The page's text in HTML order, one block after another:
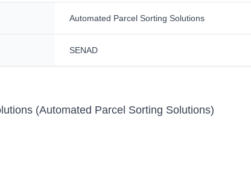
Automated Parcel Sorting Solutions
SENAD
(Automated Parcel Sorting Solutions)